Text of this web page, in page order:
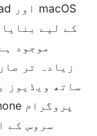
کے لیے
موجود
زیادہ تر
ساتھ ویڈیوز
سروس کے